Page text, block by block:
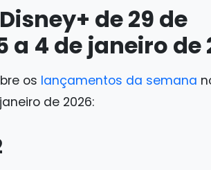
de 29 de
a 4 de janeiro de
os lançamentos da semana
de 2026: